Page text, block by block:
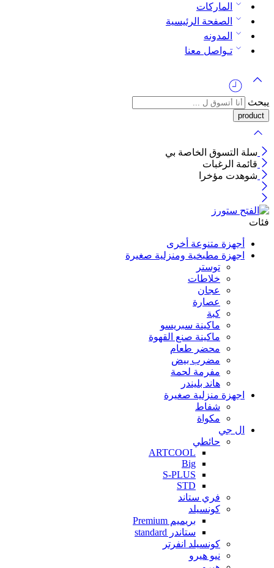
الماركات
الصفحة الرئيسية
المدونه
تـواصل معنا
يبحث
سلة التسوق الخاصة بي
قائمة الرغبات
شوهدت مؤخرا
فئات
أجهزة متنوعة أخرى
اجهزة مطبخية ومنزلية صغيرة
توستر
خلاطات
عجان
عصارة
كبة
ماكينة سبريسو
ماكينة صنع القهوة
محضر طعام
مضرب بيض
مفرمة لحمة
هاند بليندر
اجهزة منزلية صغيرة
شفاط
مكواة
ال جي
حائطي
ARTCOOL
Big
S-PLUS
STD
فري ستاند
كونسيلد
بريميم Premium
ستاندر standard
كونسيلد انفرتر
نيو هيرو